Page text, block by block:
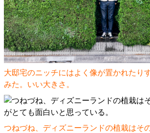
大邸宅のニッチにはよく像が置かれたり
みた。いい大きさ。
つねづね、ディズニーランドの植栽はそ